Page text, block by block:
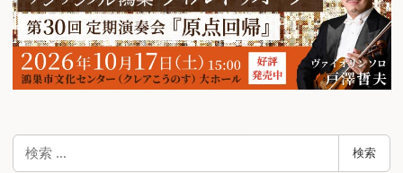
検
検索